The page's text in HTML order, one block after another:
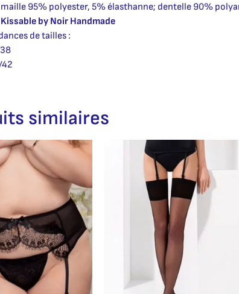
95% polyester, 5% élasthanne; dentelle 90%
Kissable by Noir Handmade
de tailles :
similaires